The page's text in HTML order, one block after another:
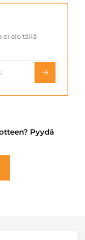
ei ole tällä
Pyydä